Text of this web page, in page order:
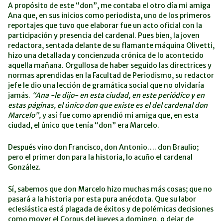
A propósito de este “don”, me contaba el otro día mi amiga
Ana que, en sus inicios como periodista, uno de los primeros
reportajes que tuvo que elaborar fue un acto oficial con la
participación y presencia del cardenal. Pues bien, la joven
redactora, sentada delante de su flamante máquina Olivetti,
hizo una detallada y concienzuda crónica de lo acontecido
aquella mañana. Orgullosa de haber seguido las directrices y
normas aprendidas en la Facultad de Periodismo, su redactor
jefe le dio una lección de gramática social que no olvidaría
jamás. “Ana -le dijo- en esta ciudad, en este periódico y en
estas páginas, el único don que existe es el del cardenal don
Marcelo”,y así fue como aprendió mi amiga que, en esta
ciudad, el único que tenía “don” era Marcelo.
Después vino don Francisco, don Antonio…. don Braulio;
pero el primer don para la historia, lo acuño el cardenal
González.
Sí, sabemos que don Marcelo hizo muchas más cosas; que no
pasará a la historia por esta pura anécdota. Que su labor
eclesiástica está plagada de éxitos y de polémicas decisiones
como mover el Corpus del jueves a domingo, o dejar de